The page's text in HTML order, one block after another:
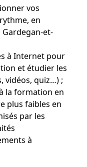
vos
en
et-
à Internet pour
et étudier les
vidéos, quiz…) ;
la formation en
plus faibles en
par les
à